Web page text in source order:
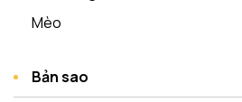
Mèo
Bản sao